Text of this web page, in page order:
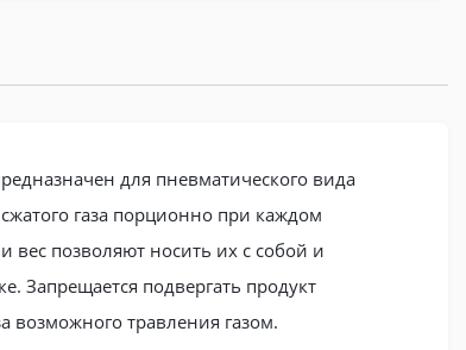
для пневматического вида
газа порционно при каждом
вес позволяют носить их с собой и
Запрещается подвергать продукт
возможного травления газом.